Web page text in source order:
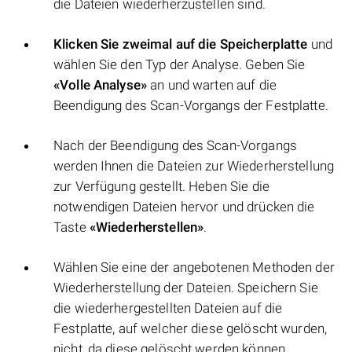
die Dateien wiederherzustellen sind.
Klicken Sie zweimal auf die Speicherplatte und
wählen Sie den Typ der Analyse. Geben Sie
«Volle Analyse» an und warten auf die
Beendigung des Scan-Vorgangs der Festplatte.
Nach der Beendigung des Scan-Vorgangs
werden Ihnen die Dateien zur Wiederherstellung
zur Verfügung gestellt. Heben Sie die
notwendigen Dateien hervor und drücken die
Taste «Wiederherstellen».
Wählen Sie eine der angebotenen Methoden der
Wiederherstellung der Dateien. Speichern Sie
die wiederhergestellten Dateien auf die
Festplatte, auf welcher diese gelöscht wurden,